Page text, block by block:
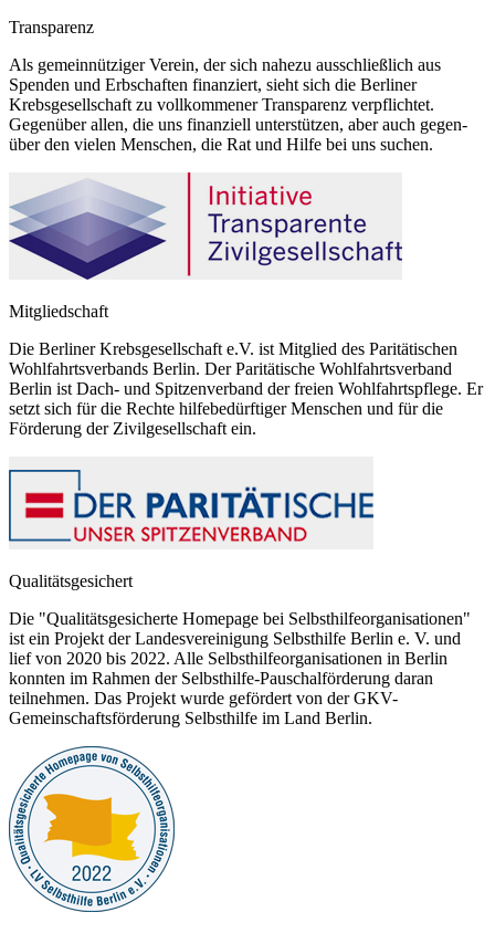
Transparenz
Als gemeinnütziger Verein, der sich nahezu ausschließlich aus
Spenden und Erbschaften finanziert, sieht sich die Berliner
Krebsgesellschaft zu vollkommener Transparenz verpflichtet.
Gegenüber allen, die uns finanziell unterstützen, aber auch gegen-
über den vielen Menschen, die Rat und Hilfe bei uns suchen.
Mitgliedschaft
Die Berliner Krebsgesellschaft e.V. ist Mitglied des Paritätischen
Wohlfahrtsverbands Berlin. Der Paritätische Wohlfahrtsverband
Berlin ist Dach- und Spitzenverband der freien Wohlfahrtspflege. Er
setzt sich für die Rechte hilfebedürftiger Menschen und für die
Förderung der Zivilgesellschaft ein.
Qualitätsgesichert
Die "Qualitätsgesicherte Homepage bei Selbsthilfeorganisationen"
ist ein Projekt der Landesvereinigung Selbsthilfe Berlin e. V. und
lief von 2020 bis 2022. Alle Selbsthilfeorganisationen in Berlin
konnten im Rahmen der Selbsthilfe-Pauschalförderung daran
teilnehmen. Das Projekt wurde gefördert von der GKV-
Gemeinschaftsförderung Selbsthilfe im Land Berlin.